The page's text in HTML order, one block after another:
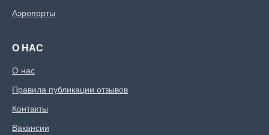
Аэропорты
О НАС
О нас
Правила публикации отзывов
Контакты
Вакансии